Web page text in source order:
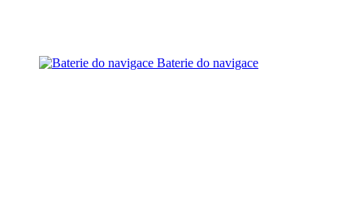
Baterie do navigace